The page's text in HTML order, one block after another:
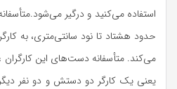
استفاده می‌کنید و درگیر
حدود هشتاد تا نود سانتی‌متری، به
می‌کند. متأسفانه دست‌های این کارگران
یعنی یک کارگر دو دستش و دو نفر